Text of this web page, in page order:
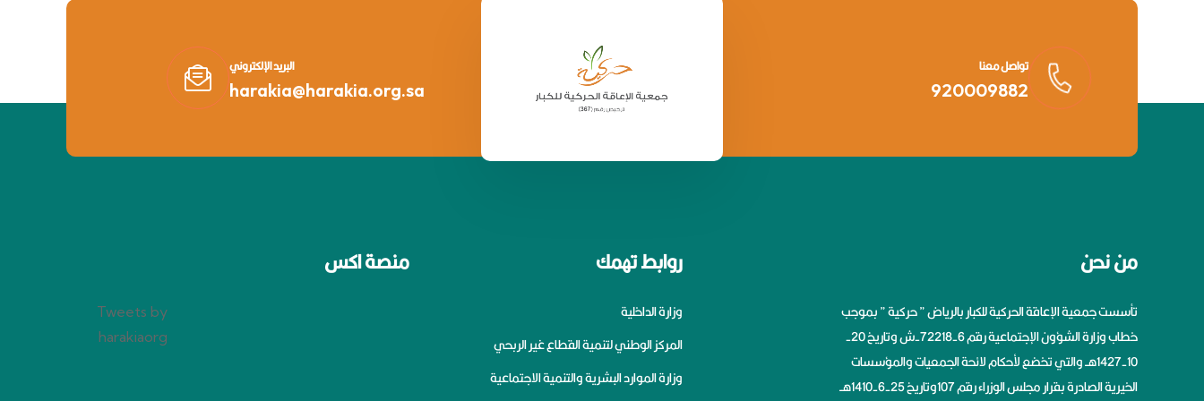
تواصل معنا
920009882
البريد الإلكتروني
harakia@harakia.org.sa
من نحن
تأسست جمعية الإعاقة الحركية للكبار بالرياض ” حركية ” بموجب
خطاب وزارة الشؤون الإجتماعية رقم 6-72218-ش وتاريخ 20-
10-1427هــ والتي تخضع لأحكام لائحة الجمعيات والمؤسسات
الخيرية الصادرة بقرار مجلس الوزراء رقم 107وتاريخ 25-6-1410هــ
روابط تهمك
وزارة الداخلية
المركز الوطني لتنمية القطاع غير الربحي
وزارة الموارد البشرية والتنمية الاجتماعية
منصة اكس
Tweets by
harakiaorg